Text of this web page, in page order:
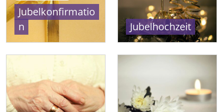
Jubelkonfirmatio
n
Jubelhochzeit